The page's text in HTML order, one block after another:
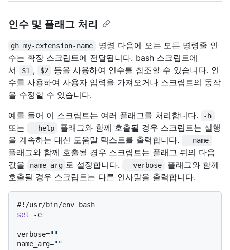
인수 및 플래그 처리
gh my-extension-name
명령 다음에 오는 모든 명령줄 인
수는 확장 스크립트에 전달됩니다. bash 스크립트에
서
$1 , $2
등을 사용하여 인수를 참조할 수 있습니다. 인
수를 사용하여 사용자 입력을 가져오거나 스크립트의 동작
을 수정할 수 있습니다.
예를 들어 이 스크립트는 여러 플래그를 처리합니다.
-h
또는 --help
플래그와 함께 호출될 경우 스크립트는 실행
을 계속하는 대신 도움말 텍스트를 출력합니다.
--name
플래그와 함께 호출될 경우 스크립트는 플래그 뒤의 다음
값을
name_arg 로 설정합니다. --verbose
플래그와 함께
호출될 경우 스크립트는 다른 인사말을 출력합니다.
#!/usr/bin/env bash
set -e
verbose=""
name_arg=""